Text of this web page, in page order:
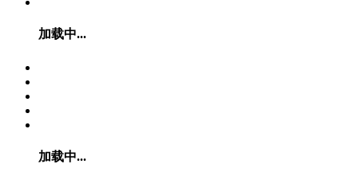
加载中...
加载中...